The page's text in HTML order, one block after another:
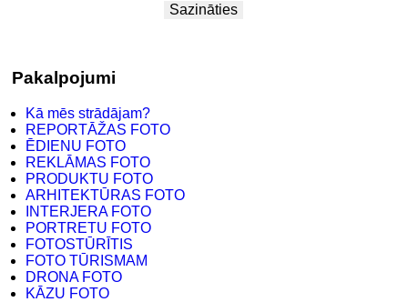
Sazināties
Pakalpojumi
Kā mēs strādājam?
REPORTĀŽAS FOTO
ĒDIENU FOTO
REKLĀMAS FOTO
PRODUKTU FOTO
ARHITEKTŪRAS FOTO
INTERJERA FOTO
PORTRETU FOTO
FOTOSTŪRĪTIS
FOTO TŪRISMAM
DRONA FOTO
KĀZU FOTO